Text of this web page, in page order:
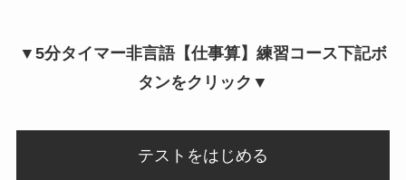
▼5分タイマー非言語【仕事算】練習コース下記ボ
タンをクリック▼
テストをはじめる